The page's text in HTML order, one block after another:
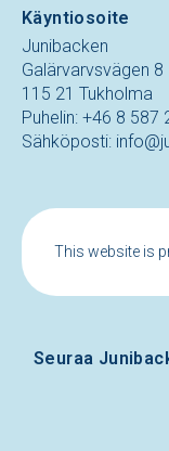
Käyntiosoite
Junibacken
Galärvarvsvägen 8
115 21 Tukholma
Puhelin: +46 8 587
Sähköposti:
This website is
Seuraa